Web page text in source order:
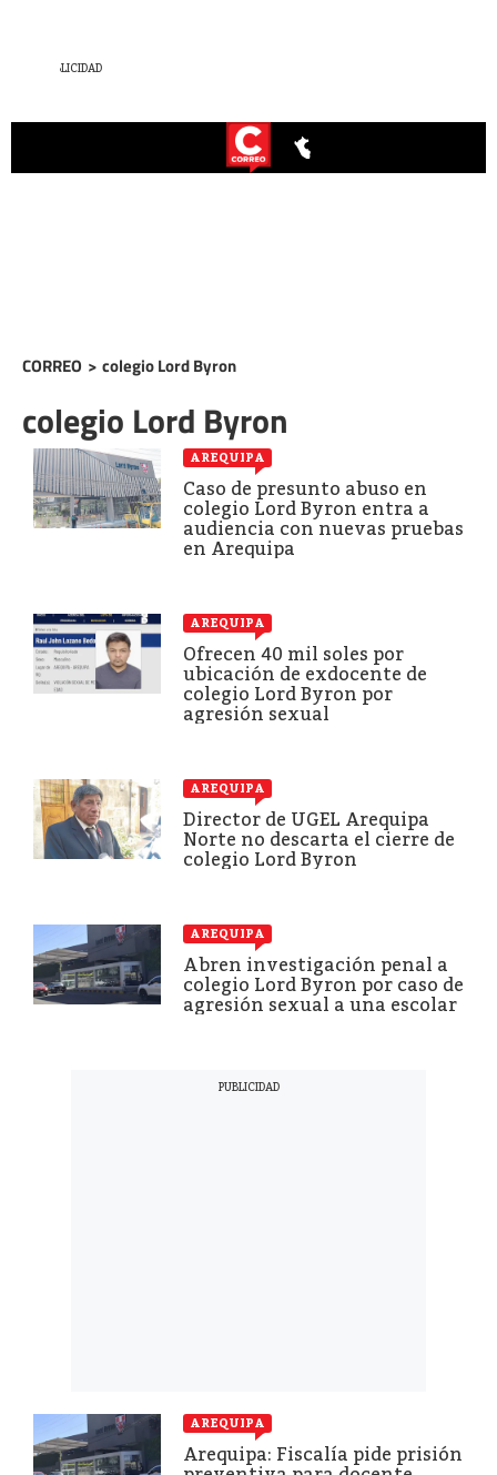
CORREO > colegio Lord Byron
colegio Lord Byron
AREQUIPA
Caso de presunto abuso en
colegio Lord Byron entra a
audiencia con nuevas pruebas
en Arequipa
AREQUIPA
Ofrecen 40 mil soles por
ubicación de exdocente de
colegio Lord Byron por
agresión sexual
AREQUIPA
Director de UGEL Arequipa
Norte no descarta el cierre de
colegio Lord Byron
AREQUIPA
Abren investigación penal a
colegio Lord Byron por caso de
agresión sexual a una escolar
AREQUIPA
Arequipa: Fiscalía pide prisión